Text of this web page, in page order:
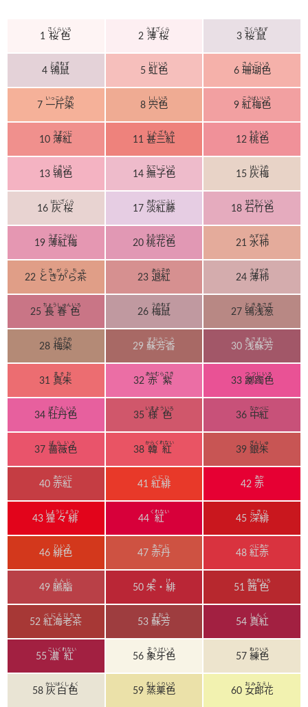
1 桜色
さくらいろ
2 薄桜
うすざくら
3 桜鼠
さくらねず
4鴇鼠
ときねず
5 虹色
にじいろ
6 珊瑚色
さんごいろ
7 一斤染
いっこんぞめ
8 宍色
ししいろ
9 紅梅色
こうばいいろ
10薄紅
うすべに
11 甚三紅
じんざもみ
12 桃色
ももいろ
13鴇色
ときいろ
14 撫子色
なでしこいろ
15 灰梅
はいうめ
16 灰桜
はいざくら
17 淡紅藤
あわべにふじ
18 石竹色
せきちくいろ
19薄紅梅
うすこうばい
20 桃花色
ももはないろ
21 水柿
みずがき
22 ときがら茶
ときがらちゃ
23 退紅
あらぞめ
24 薄柿
うすがき
25 長春色
ちょうしゅんいろ
26 梅鼠
うめねず
27 鴇浅葱
ときあさぎ
28 梅染
うめぞめ
29 蘇芳香
すおうこう
30 浅蘇芳
あさすおう
31真朱
まそお
32 赤紫
あかむらさき
33 躑躅色
つつじいろ
34牡丹色
ぼたんいろ
35 様色
いまよういろ
36 中紅
なかべに
37薔薇色
ばらいろ
38 韓紅
からくれない
39 銀朱
ぎんしゅ
40赤紅
あかべに
41 紅緋
べにひ
42 赤
あか
43猩々緋
しょうじょうひ
44 紅
くれない
45 深緋
こきひ
46緋色
ひいろ
47 赤丹
あかに
48 紅赤
べにあか
49臙脂
えんじ
50 朱・緋
あけ
51 茜色
あかねいろ
52紅海老茶
べにえびちゃ
53 蘇芳
すおう
54 真紅
しんく
55 濃紅
こいくれない
56 象牙色
ぞうげいろ
57 練色
ねりいろ
58 灰白色
かいはくしょく
59 蒸栗色
むしぐりいろ
60 女郎花
おみなえし